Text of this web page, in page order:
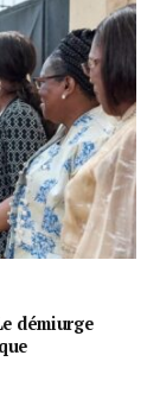
démiurge